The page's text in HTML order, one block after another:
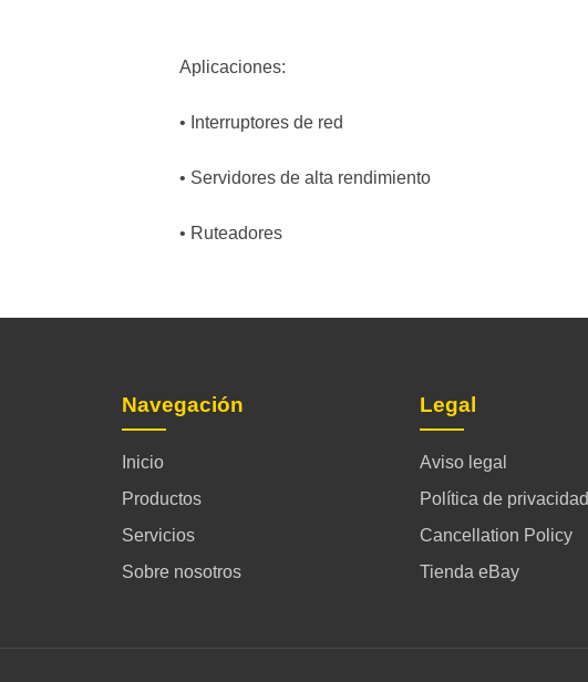
Aplicaciones:
• Interruptores de red
• Servidores de alta rendimiento
• Ruteadores
Navegación
Inicio
Productos
Servicios
Sobre nosotros
Legal
Aviso legal
Política de privacidad
Cancellation Policy
Tienda eBay